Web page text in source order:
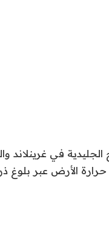
في غرينلاند
الأرض عبر بلوغ